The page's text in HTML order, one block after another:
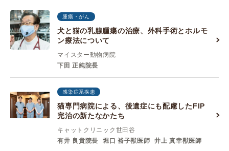
腫瘍・がん
犬と猫の乳腺腫瘍の治療、外科手術とホルモ
ン療法について
マイスター動物病院
下田 正純院長
感染症系疾患
猫専門病院による、後遺症にも配慮したFIP
完治の新たなかたち
キャットクリニック世田谷
有井 良貴院長
堀口 裕子獣医師 井上 真幸獣医師